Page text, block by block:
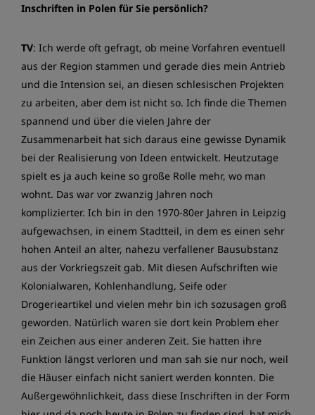
Inschriften in Polen für Sie persönlich?
TV: Ich werde oft gefragt, ob meine Vorfahren eventuell
aus der Region stammen und gerade dies mein Antrieb
und die Intension sei, an diesen schlesischen Projekten
zu arbeiten, aber dem ist nicht so. Ich finde die Themen
spannend und über die vielen Jahre der
Zusammenarbeit hat sich daraus eine gewisse Dynamik
bei der Realisierung von Ideen entwickelt. Heutzutage
spielt es ja auch keine so große Rolle mehr, wo man
wohnt. Das war vor zwanzig Jahren noch
komplizierter. Ich bin in den 1970-80er Jahren in Leipzig
aufgewachsen, in einem Stadtteil, in dem es einen sehr
hohen Anteil an alter, nahezu verfallener Bausubstanz
aus der Vorkriegszeit gab. Mit diesen Aufschriften wie
Kolonialwaren, Kohlenhandlung, Seife oder
Drogerieartikel und vielen mehr bin ich sozusagen groß
geworden. Natürlich waren sie dort kein Problem eher
ein Zeichen aus einer anderen Zeit. Sie hatten ihre
Funktion längst verloren und man sah sie nur noch, weil
die Häuser einfach nicht saniert werden konnten. Die
Außergewöhnlichkeit, dass diese Inschriften in der Form